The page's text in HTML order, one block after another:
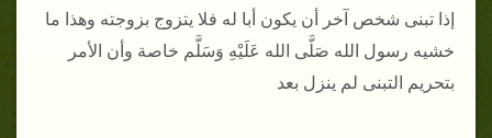
إذا تبنى شخص آخر أن يكون أبا له فلا يتزوج بزوجته وهذا ما
خشيه رسول الله صَلَّى الله عَلَيْهِ وَسَلَّم خاصة وأن الأمر
بتحريم التبنى لم ينزل بعد